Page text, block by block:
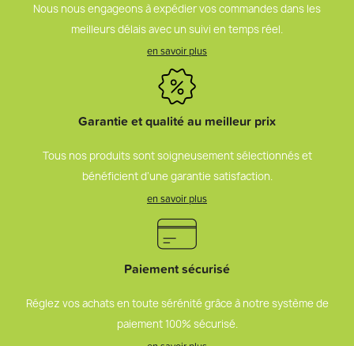
Nous nous engageons à expédier vos commandes dans les
meilleurs délais avec un suivi en temps réel.
en savoir plus
Garantie et qualité au meilleur prix
Tous nos produits sont soigneusement sélectionnés et
bénéficient d’une garantie satisfaction.
en savoir plus
Paiement sécurisé
Réglez vos achats en toute sérénité grâce à notre système de
paiement 100% sécurisé.